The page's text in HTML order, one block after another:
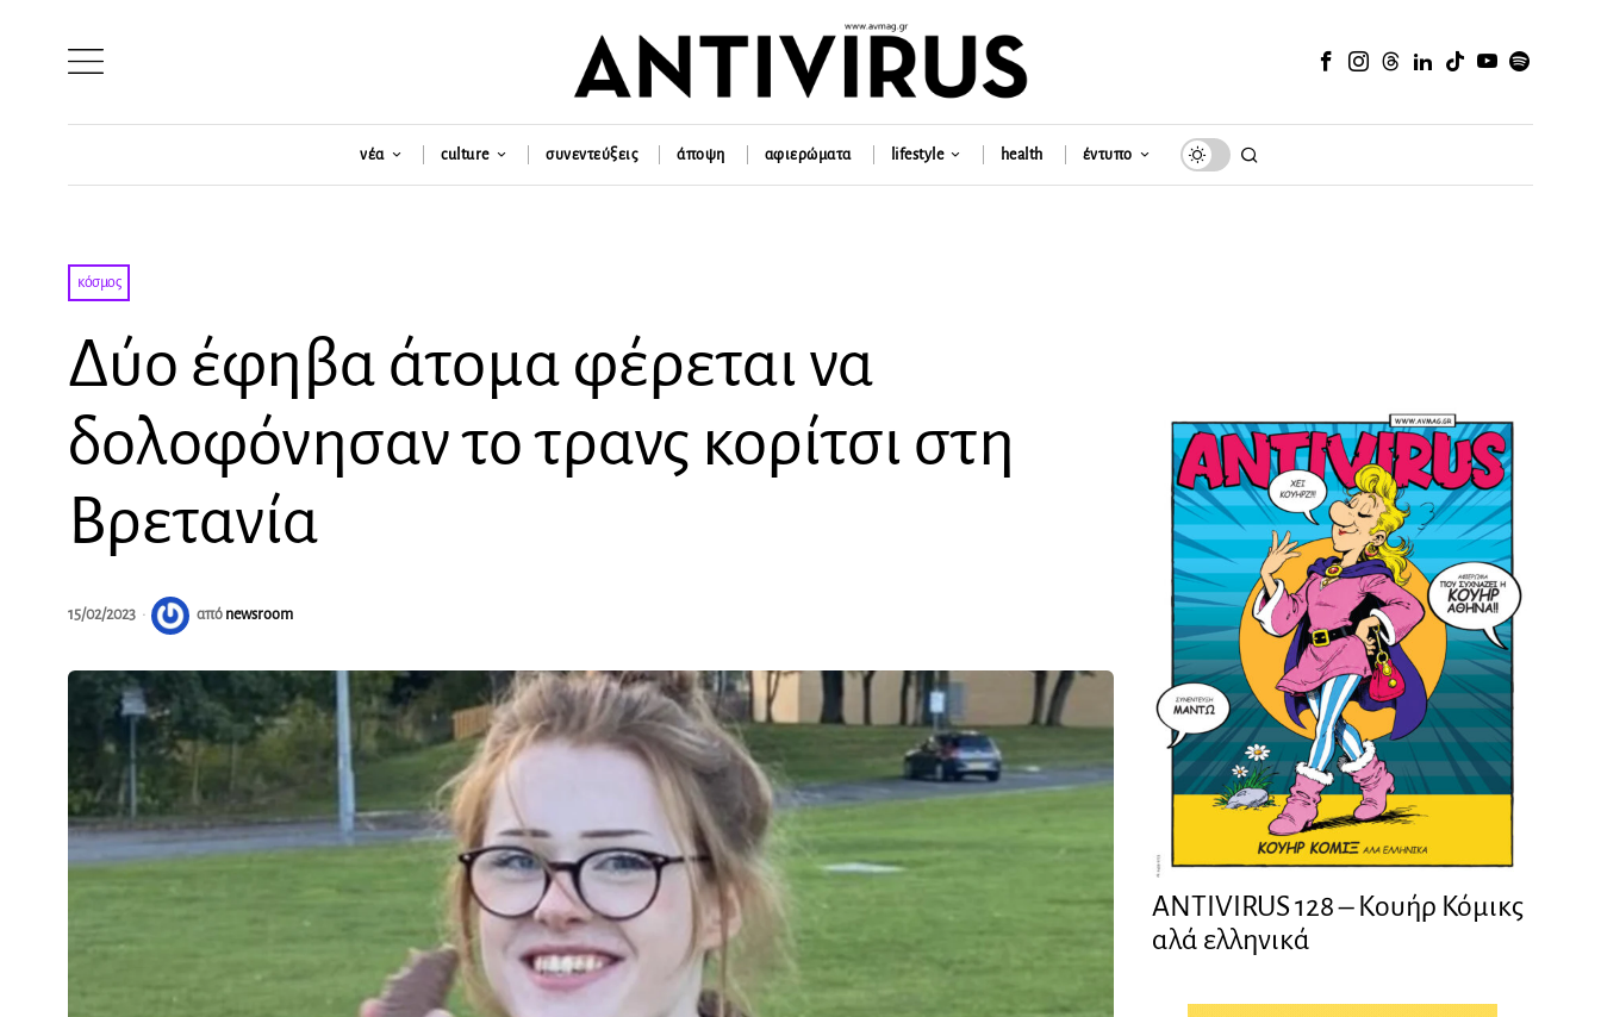
νέα culture συνεντεύξεις άποψη αφιερώματα lifestyle health έντυπο
κόσμος
Δύο έφηβα άτομα φέρεται να
δολοφόνησαν το τρανς κορίτσι στη
Βρετανία
15/02/2023 από newsroom
ANTIVIRUS 128 – Kουήρ Κόμικς
αλά ελληνικά